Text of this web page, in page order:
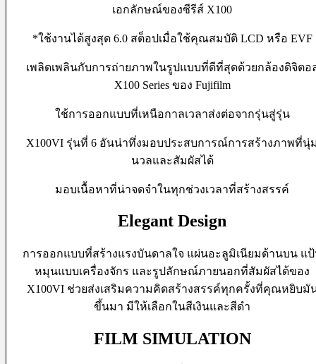
Studio House Accessories
TTL Cords
Trigger
Umbrellas
Bag Accessories
Bag Compartment
Backpacks
Lens Case
Pouch Bag
Sling Bags
Tote Bag
Wet Bag
Waterproof Bags
Waterproof Cases
Protection Gear
เอกลักษณ์ของซีรีส์ X100
*ใช้งานได้สูงสุด 6.0 สต็อปเมื่อใช้คุณสมบัติ LCD หรือ EVF
เพลิดเพลินกับการถ่ายภาพในรูปแบบที่ดีที่สุดด้วยกล้องดิจิตอ
X100 Series ของ Fujifilm
ใช้การออกแบบที่เหนือกาลเวลาส่งต่อจากรุ่นสู่รุ่น
X100VI รุ่นที่ 6 อันน่าทึ่งมอบประสบการณ์การสร้างภาพที่นุ่
นวลและสัมผัสได้
มอบเนื้อหาที่น่าจดจำในทุกช่วงเวลาที่สร้างสรรค์
Elegant Design
การออกแบบที่สร้างแรงบันดาลใจ แผ่นอะลูมิเนียมด้านบน แ
หมุนแบบเครื่องจักร และรูปลักษณ์ภายนอกที่สัมผัสได้ของ
X100VI ช่วยส่งเสริมความคิดสร้างสรรค์ทุกครั้งที่คุณหยิบมั
ขึ้นมา มีให้เลือกในสีเงินและสีดำ
FILM SIMULATION